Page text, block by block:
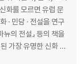
화를 모르면 유럽 문
· 민담 · 전설을 연구
뉴의 전설』 등의 책을
가장 유명한 신화 책
계 여러 나라의 신화